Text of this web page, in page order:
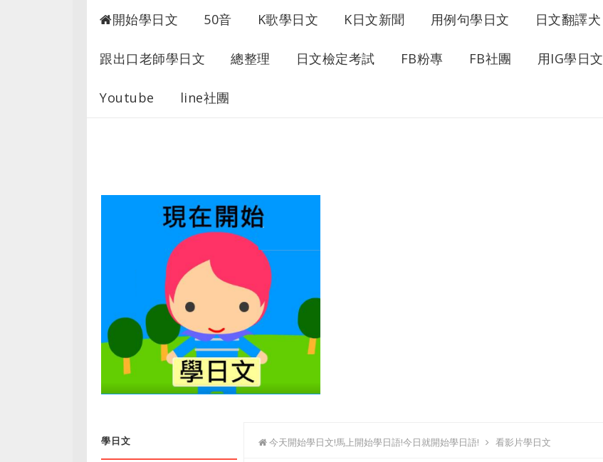
開始學日文 50音 K歌學日文 K日文新聞 用例句學日文 日文翻譯犬
跟出口老師學日文 總整理 日文檢定考試 FB粉專 FB社團 用IG學日文
Youtube line社團
學日文 今天開始學日文!馬上開始學日語!今日就開始學日語! 看影片學日文